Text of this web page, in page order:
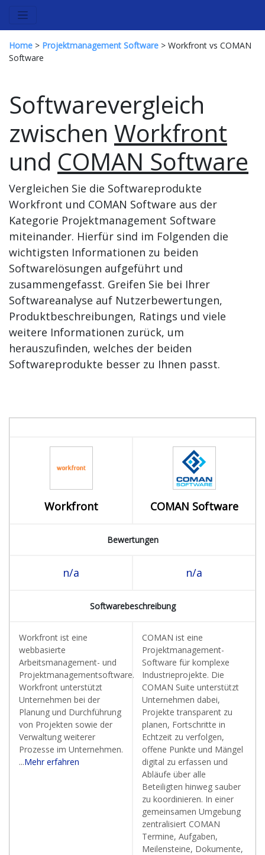
Home > Projektmanagement Software > Workfront vs COMAN
Software
Softwarevergleich
zwischen Workfront
und COMAN Software
Vergleichen Sie die Softwareprodukte
Workfront und COMAN Software aus der
Kategorie Projektmanagement Software
miteinander. Hierfür sind im Folgenden die
wichtigsten Informationen zu beiden
Softwarelösungen aufgeführt und
zusammengefasst. Greifen Sie bei Ihrer
Softwareanalyse auf Nutzerbewertungen,
Produktbeschreibungen, Ratings und viele
weitere Informationen zurück, um
herauszufinden, welches der beiden
Softwareprodukte besser zu Ihnen passt.
Workfront COMAN Software
Bewertungen
n/a n/a
Softwarebeschreibung
Workfront ist eine
webbasierte
Arbeitsmanagement- und
Projektmanagementsoftware.
Workfront unterstützt
Unternehmen bei der
Planung und Durchführung
von Projekten sowie der
Verwaltung weiterer
Prozesse im Unternehmen.
...Mehr erfahren
COMAN ist eine
Projektmanagement-
Software für komplexe
Industrieprojekte. Die
COMAN Suite unterstützt
Unternehmen dabei,
Projekte transparent zu
planen, Fortschritte in
Echtzeit zu verfolgen,
offene Punkte und Mängel
digital zu erfassen und
Abläufe über alle
Beteiligten hinweg sauber
zu koordinieren. In einer
gemeinsamen Umgebung
zentralisiert COMAN
Termine, Aufgaben,
Meilensteine, Dokumente,